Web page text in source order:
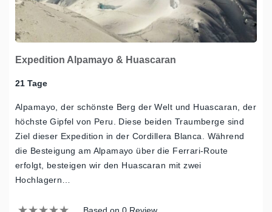
Expedition Alpamayo & Huascaran
21 Tage
Alpamayo, der schönste Berg der Welt und Huascaran, der
höchste Gipfel von Peru. Diese beiden Traumberge sind
Ziel dieser Expedition in der Cordillera Blanca. Während
die Besteigung am Alpamayo über die Ferrari-Route
erfolgt, besteigen wir den Huascaran mit zwei
Hochlagern…